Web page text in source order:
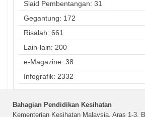
Slaid Pembentangan: 31
Gegantung: 172
Risalah: 661
Lain-lain: 200
e-Magazine: 38
Infografik: 2332
Bahagian Pendidikan Kesihatan
Kementerian Kesihatan Malaysia, Aras 1-3,